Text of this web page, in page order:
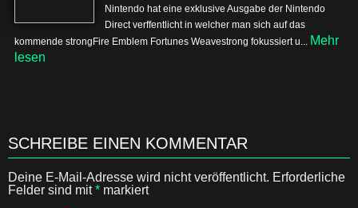
Nintendo hat eine exklusive Ausgabe der Nintendo
Direct verffentlicht in welcher man sich auf das
kommende strongFire Emblem Fortunes Weavestrong fokussiert u... Mehr
lesen
SCHREIBE EINEN KOMMENTAR
Deine E-Mail-Adresse wird nicht veröffentlicht. Erforderliche
Felder sind mit* markiert